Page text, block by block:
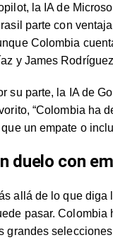
la IA de
parte con
Colombia
y James
su parte, la IA de
“Colombia ha
un empate o
duelo con
allá de lo que diga
pasar. Colombia
grandes